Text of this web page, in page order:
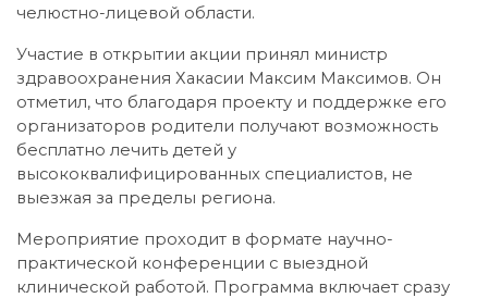
челюстно-лицевой области.
Участие в открытии акции принял министр
здравоохранения Хакасии Максим Максимов. Он
отметил, что благодаря проекту и поддержке его
организаторов родители получают возможность
бесплатно лечить детей у
высококвалифицированных специалистов, не
выезжая за пределы региона.
Мероприятие проходит в формате научно-
практической конференции с выездной
клинической работой. Программа включает сразу